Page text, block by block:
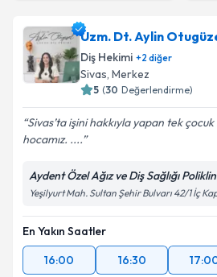
Uzm. Dt. Aylin
Diş Hekimi +2 diğer
Sivas, Merkez
5 (30 Değerlendirme)
Sivas’ta işini hakkıyla yapan tek
hocamız. ....
Aydent Özel Ağız ve Diş Sağlığı
Yeşilyurt Mah. Sultan Şehir Bulvarı 42/1 İç
En Yakın Saatler
16:00
16:30